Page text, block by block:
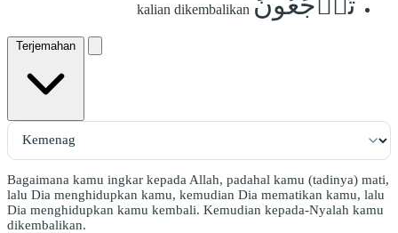
kalian dikembalikan
Terjemahan
Bagaimana kamu ingkar kepada Allah, padahal kamu (tadinya) mati,
lalu Dia menghidupkan kamu, kemudian Dia mematikan kamu, lalu
Dia menghidupkan kamu kembali. Kemudian kepada-Nyalah kamu
dikembalikan.